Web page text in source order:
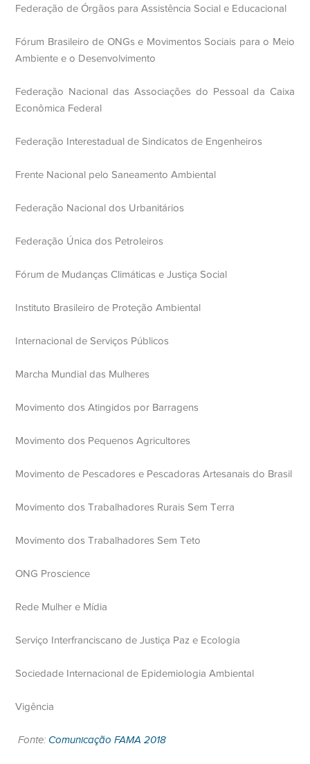
Federação de Órgãos para Assistência Social e Educacional
Fórum Brasileiro de ONGs e Movimentos Sociais para o Meio
Ambiente e o Desenvolvimento
Federação Nacional das Associações do Pessoal da Caixa
Econômica Federal
Federação Interestadual de Sindicatos de Engenheiros
Frente Nacional pelo Saneamento Ambiental
Federação Nacional dos Urbanitários
Federação Única dos Petroleiros
Fórum de Mudanças Climáticas e Justiça Social
Instituto Brasileiro de Proteção Ambiental
Internacional de Serviços Públicos
Marcha Mundial das Mulheres
Movimento dos Atingidos por Barragens
Movimento dos Pequenos Agricultores
Movimento de Pescadores e Pescadoras Artesanais do Brasil
Movimento dos Trabalhadores Rurais Sem Terra
Movimento dos Trabalhadores Sem Teto
ONG Proscience
Rede Mulher e Mídia
Serviço Interfranciscano de Justiça Paz e Ecologia
Sociedade Internacional de Epidemiologia Ambiental
Vigência
Fonte: Comunicação FAMA 2018